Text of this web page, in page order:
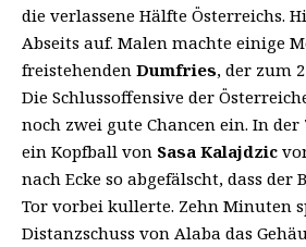
die verlassene Hälfte Österreichs.
Abseits auf. Malen machte einige
freistehenden Dumfries, der zum
Die Schlussoffensive der
noch zwei gute Chancen ein. In
ein Kopfball von Sasa Kalajdzic
nach Ecke so abgefälscht, dass der
Tor vorbei kullerte. Zehn Minuten
Distanzschuss von Alaba das